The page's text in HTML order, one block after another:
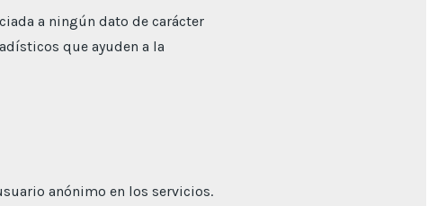
a ningún dato de carácter
que ayuden a la
anónimo en los servicios.